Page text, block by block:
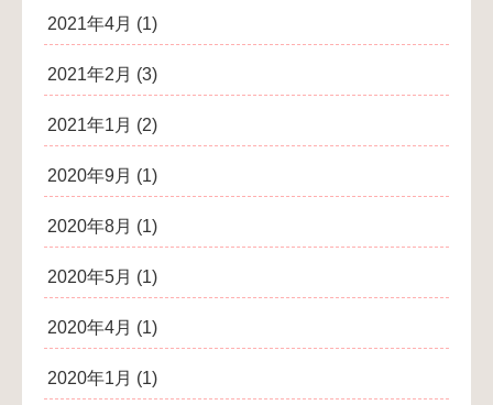
2021年4月 (1)
2021年2月 (3)
2021年1月 (2)
2020年9月 (1)
2020年8月 (1)
2020年5月 (1)
2020年4月 (1)
2020年1月 (1)